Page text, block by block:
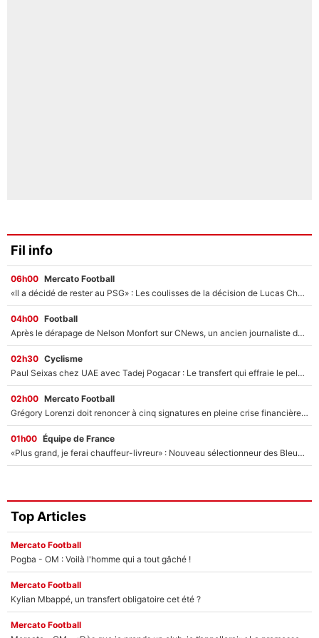
Fil info
06h00 Mercato Football
«Il a décidé de rester au PSG» : Les coulisses de la décision de Lucas Chevalier pour son transfert
04h00 Football
Après le dérapage de Nelson Monfort sur CNews, un ancien journaliste de France Télévisions relance la polémique sur les incendies en Gironde
02h30 Cyclisme
Paul Seixas chez UAE avec Tadej Pogacar : Le transfert qui effraie le peloton, «c’est la pire des choses qui puisse arriver»
02h00 Mercato Football
Grégory Lorenzi doit renoncer à cinq signatures en pleine crise financière : L’IA propose sept noms à l’OM pour un mercato réussi... à seulement 5M€ !
01h00 Équipe de France
«Plus grand, je ferai chauffeur-livreur» : Nouveau sélectionneur des Bleus, Zinédine Zidane s’était imaginé un avenir très différent lorsqu'il était enfant
Top Articles
Mercato Football
Pogba - OM : Voilà l'homme qui a tout gâché !
Mercato Football
Kylian Mbappé, un transfert obligatoire cet été ?
Mercato Football